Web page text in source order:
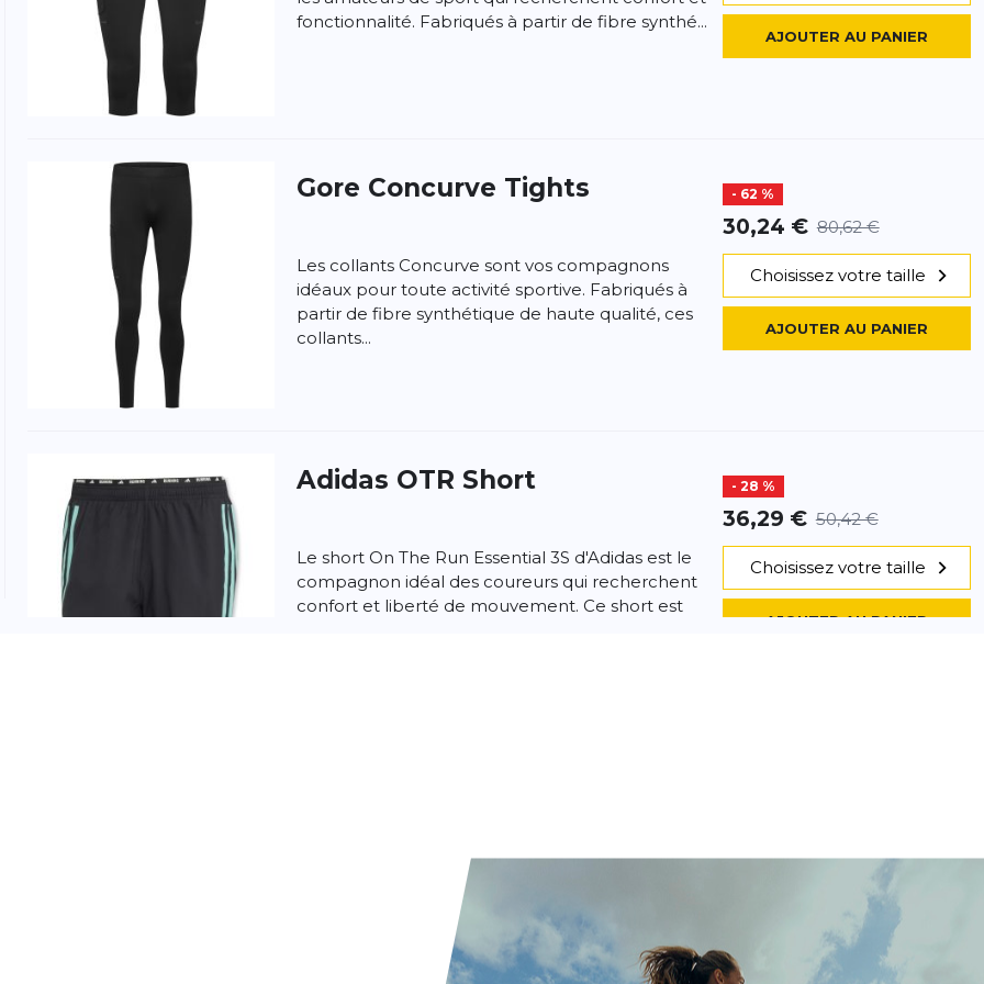
la politique de confidentialité et
fonctionnalité. Fabriqués à partir de fibre synthé...
AJOUTER AU PANIER
Gore Concurve Tights - 62 %
30,24 € 80,62 €
Les collants Concurve sont vos compagnons
idéaux pour toute activité sportive. Fabriqués à
partir de fibre synthétique de haute qualité, ces
collants...
Choisissez votre taille
AJOUTER AU PANIER
Adidas OTR Short - 28 %
36,29 € 50,42 €
Le short On The Run Essential 3S d'Adidas est le
compagnon idéal des coureurs qui recherchent
confort et liberté de mouvement. Ce short est
Choisissez votre taille
AJOUTER AU PANIER
fonctionnel avec AEROREADY pour un maintien
au sec durableTechnologie absorbant l'humidité
Choisissez votre taille
AJOUTER AU PANIER